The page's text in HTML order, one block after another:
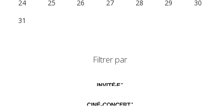
24
25 26 27 28 29
30
31
Filtrer par